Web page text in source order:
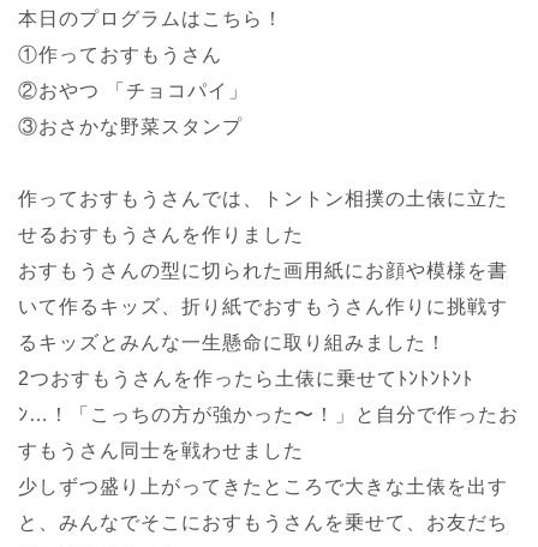
本日のプログラムはこちら！
①作っておすもうさん
②おやつ 「チョコパイ」
③おさかな野菜スタンプ
作っておすもうさんでは、トントン相撲の土俵に立た
せるおすもうさんを作りました
おすもうさんの型に切られた画用紙にお顔や模様を書
いて作るキッズ、折り紙でおすもうさん作りに挑戦す
るキッズとみんな一生懸命に取り組みました！
2つおすもうさんを作ったら土俵に乗せてﾄﾝﾄﾝﾄﾝﾄ
ﾝ…！「こっちの方が強かった〜！」と自分で作ったお
すもうさん同士を戦わせました
少しずつ盛り上がってきたところで大きな土俵を出す
と、みんなでそこにおすもうさんを乗せて、お友だち